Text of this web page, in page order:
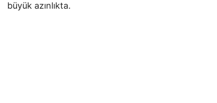
büyük azınlıkta.